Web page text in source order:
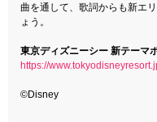
曲を通して、歌詞からも新エ
ょう。
東京ディズニーシー 新テーマ
https://
©Disney